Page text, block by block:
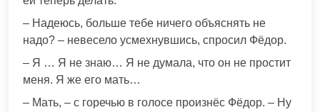
– Надеюсь, больше тебе ничего объяснять не
надо? – невесело усмехнувшись, спросил Фёдор.
– Я … Я не знаю… Я не думала, что он не простит
меня. Я же его мать…
– Мать, – с горечью в голосе произнёс Фёдор. – Ну